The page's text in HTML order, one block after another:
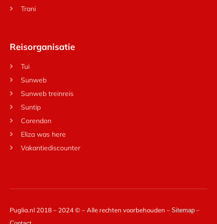
Trani
Reisorganisatie
Tui
Sunweb
Sunweb treinreis
Suntip
Corendon
Eliza was here
Vakantiediscounter
Puglia.nl 2018 – 2024 © – Alle rechten voorbehouden – Sitemap –